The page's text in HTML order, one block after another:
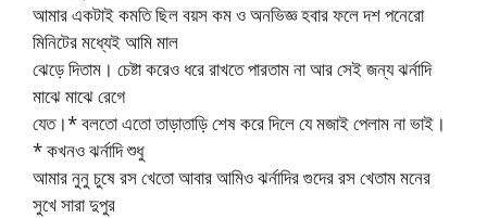
আমার একটাই কমতি ছিল বয়স কম ও অনভিজ্ঞ হবার ফলে দশ পনেরো
মিনিটের মধ্যেই আমি মাল
ঝেড়ে দিতাম। চেষ্টা করেও ধরে রাখতে পারতাম না আর সেই জন্য ঝর্নাদি
মাঝে মাঝে রেগে
যেত।* বলতো এতো তাড়াতাড়ি শেষ করে দিলে যে মজাই পেলাম না ভাই।
* কখনও ঝর্নাদি শুধু
আমার নুনু চুষে রস খেতো আবার আমিও ঝর্নাদির গুদের রস খেতাম মনের
সুখে সারা দুপুর